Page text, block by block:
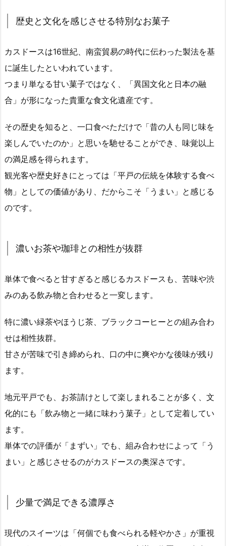
歴史と文化を感じさせる特別なお菓子
カスドースは16世紀、南蛮貿易の時代に伝わった製法を基
に誕生したといわれています。
つまり単なる甘い菓子ではなく、「異国文化と日本の融
合」が形になった貴重な食文化遺産です。
その歴史を知ると、一口食べただけで「昔の人も同じ味を
楽しんでいたのか」と思いを馳せることができ、味覚以上
の満足感を得られます。
観光客や歴史好きにとっては「平戸の伝統を体験する食べ
物」としての価値があり、だからこそ「うまい」と感じる
のです。
濃いお茶や珈琲との相性が抜群
単体で食べると甘すぎると感じるカスドースも、苦味や渋
みのある飲み物と合わせると一変します。
特に濃い緑茶やほうじ茶、ブラックコーヒーとの組み合わ
せは相性抜群。
甘さが苦味で引き締められ、口の中に爽やかな後味が残り
ます。
地元平戸でも、お茶請けとして楽しまれることが多く、文
化的にも「飲み物と一緒に味わう菓子」として定着してい
ます。
単体での評価が「まずい」でも、組み合わせによって「う
まい」と感じさせるのがカスドースの奥深さです。
少量で満足できる濃厚さ
現代のスイーツは「何個でも食べられる軽やかさ」が重視